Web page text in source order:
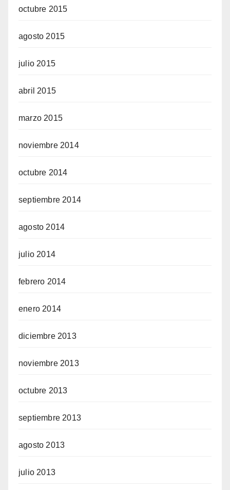
octubre 2015
agosto 2015
julio 2015
abril 2015
marzo 2015
noviembre 2014
octubre 2014
septiembre 2014
agosto 2014
julio 2014
febrero 2014
enero 2014
diciembre 2013
noviembre 2013
octubre 2013
septiembre 2013
agosto 2013
julio 2013